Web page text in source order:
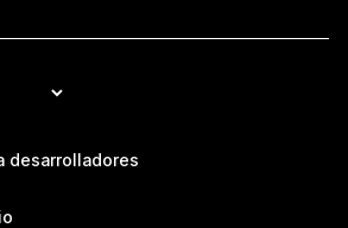
desarrolladores